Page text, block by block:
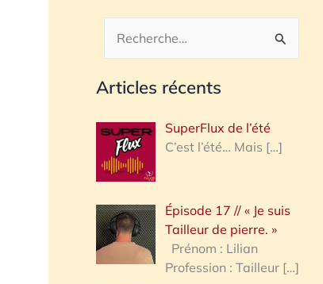
c
h
r
h
e
Articles récents
SuperFlux de l’été
C’est l’été… Mais […]
Épisode 17 // « Je suis
Tailleur de pierre. »
Prénom : Lilian
Profession : Tailleur […]